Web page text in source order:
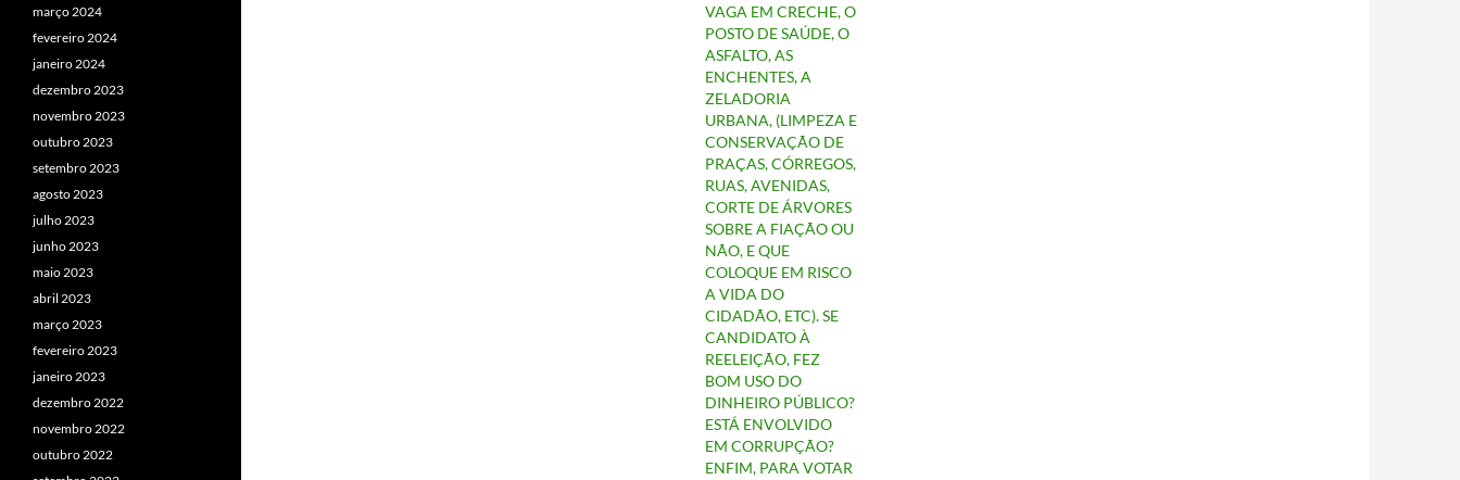
VAGA EM CRECHE, O
POSTO DE SAÚDE, O
ASFALTO, AS
ENCHENTES, A
ZELADORIA
URBANA, (LIMPEZA E
CONSERVAÇÃO DE
PRAÇAS, CÓRREGOS,
RUAS, AVENIDAS,
CORTE DE ÁRVORES
SOBRE A FIAÇÃO OU
NÃO, E QUE
COLOQUE EM RISCO
A VIDA DO
CIDADÃO, ETC). SE
CANDIDATO À
REELEIÇÃO, FEZ
BOM USO DO
DINHEIRO PÚBLICO?
ESTÁ ENVOLVIDO
EM CORRUPÇÃO?
ENFIM, PARA VOTAR
março 2024
fevereiro 2024
janeiro 2024
dezembro 2023
novembro 2023
outubro 2023
setembro 2023
agosto 2023
julho 2023
junho 2023
maio 2023
abril 2023
março 2023
fevereiro 2023
janeiro 2023
dezembro 2022
novembro 2022
outubro 2022